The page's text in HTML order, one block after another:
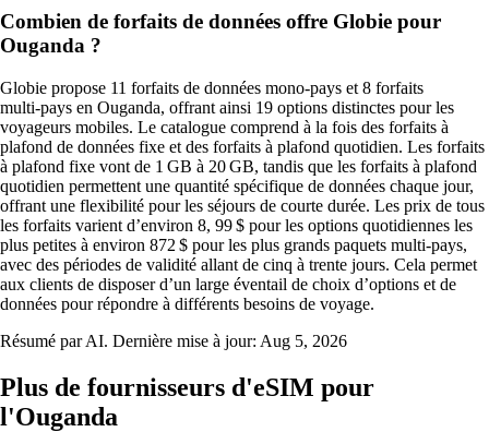
Combien de forfaits de données offre Globie pour
Ouganda ?
Globie propose 11 forfaits de données mono‑pays et 8 forfaits
multi‑pays en Ouganda, offrant ainsi 19 options distinctes pour les
voyageurs mobiles. Le catalogue comprend à la fois des forfaits à
plafond de données fixe et des forfaits à plafond quotidien. Les forfaits
à plafond fixe vont de 1 GB à 20 GB, tandis que les forfaits à plafond
quotidien permettent une quantité spécifique de données chaque jour,
offrant une flexibilité pour les séjours de courte durée. Les prix de tous
les forfaits varient d’environ 8, 99 $ pour les options quotidiennes les
plus petites à environ 872 $ pour les plus grands paquets multi‑pays,
avec des périodes de validité allant de cinq à trente jours. Cela permet
aux clients de disposer d’un large éventail de choix d’options et de
données pour répondre à différents besoins de voyage.
Résumé par AI. Dernière mise à jour: Aug 5, 2026
Plus de fournisseurs d'eSIM pour
l'Ouganda